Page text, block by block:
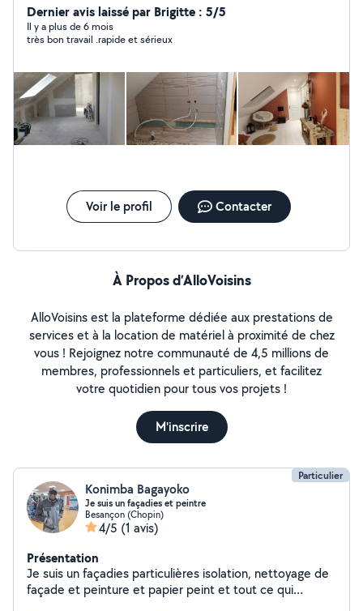
plomberie PER ou multicouche ainsi que dans le gros
œuvre. J'aime également être en extérieur,tondre les
pelouses,taille de haie, entretien extérieur etc...Je ne
le travail bien fait !! Au plaisir Emeric
Dernier avis laissé par Brigitte : 5/5
Il y a plus de 6 mois
très bon travail .rapide et sérieux
Voir le profil Contacter
À Propos d’AlloVoisins
AlloVoisins est la plateforme dédiée aux prestations de
services et à la location de matériel à proximité de chez
vous ! Rejoignez notre communauté de 4,5 millions de
membres, professionnels et particuliers, et facilitez
votre quotidien pour tous vos projets !
M'inscrire
Particulier
Konimba Bagayoko
Je suis un façadies et peintre
Besançon (Chopin)
4/5 (1 avis)
Présentation
Je suis un façadies particulières isolation, nettoyage de
façade et peinture et papier peint et tout ce qui